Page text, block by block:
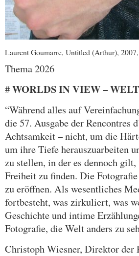
Laurent Goumarre, Untitled (Arthur),
Thema 2026
#WORLDS IN VIEW –
“Während alles auf
die 57. Ausgabe der Rencontres
Achtsamkeit – nicht, um die
um ihre Tiefe herauszuarbeiten
zu stellen, in der es dennoch
Freiheit zu finden. Die
zu eröffnen. Als wesentliches
fortbesteht, was zirkuliert, was
Geschichte und intime
Fotografie, die Welt anders zu
Christoph Wiesner, Direktor der